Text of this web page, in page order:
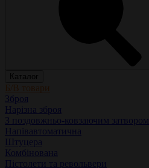
Каталог
Б/В товари
Зброя
Нарізна зброя
З поздовжньо-ковзаючим затвором
Напівавтоматична
Штуцера
Комбінована
Пістолети та револьвери